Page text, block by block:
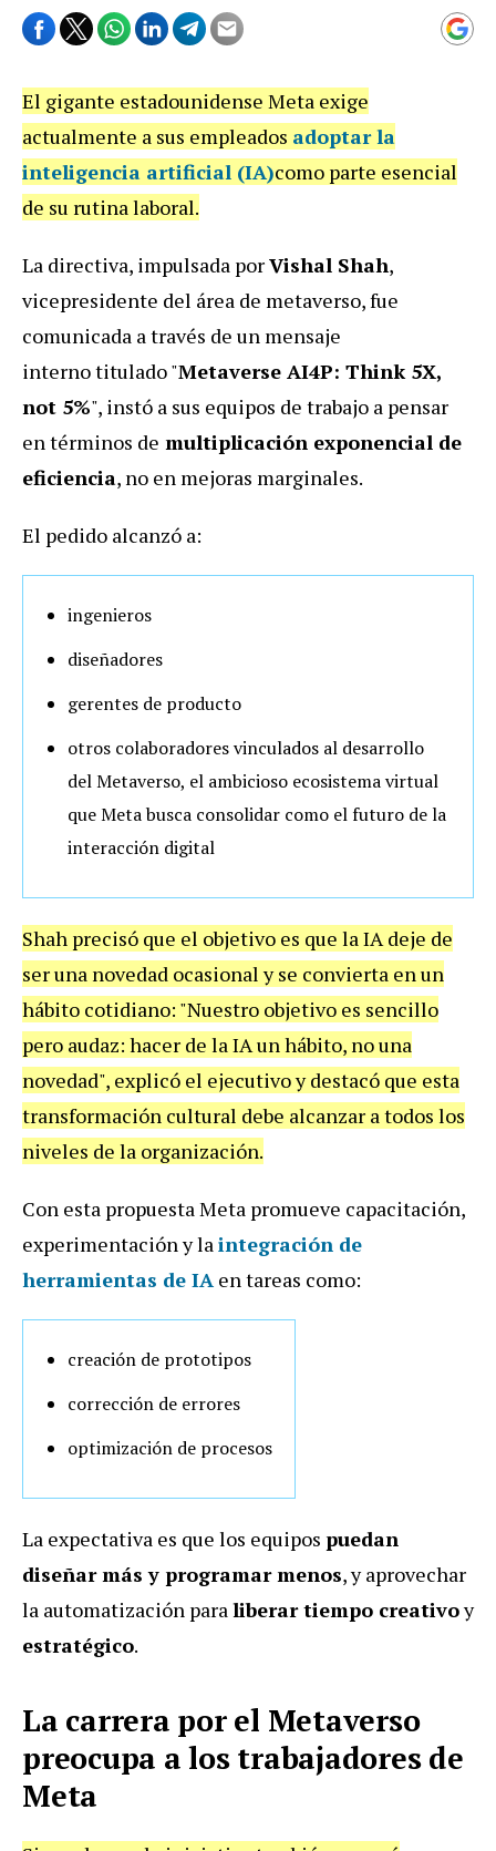
El gigante estadounidense Meta exige
actualmente a sus empleados adoptar la
inteligencia artificial (IA)como parte esencial
de su rutina laboral.
La directiva, impulsada porVishal Shah,
vicepresidente del área de metaverso, fue
comunicada a través de un mensaje
interno titulado "Metaverse AI4P: Think 5X,
not 5%", instó a sus equipos de trabajo a pensar
en términos de multiplicación exponencial de
eficiencia, no en mejoras marginales.
El pedido alcanzó a:
ingenieros
diseñadores
gerentes de producto
otros colaboradores vinculados al desarrollo
del Metaverso, el ambicioso ecosistema virtual
que Meta busca consolidar como el futuro de la
interacción digital
Shah precisó que el objetivo es que la IA deje de
ser una novedad ocasional y se convierta en un
hábito cotidiano: "Nuestro objetivo es sencillo
pero audaz: hacer de la IA un hábito, no una
novedad", explicó el ejecutivo y destacó que esta
transformación cultural debe alcanzar a todos los
niveles de la organización.
Con esta propuesta Meta promueve capacitación,
experimentación y laintegración de
herramientas de IA en tareas como:
creación de prototipos
corrección de errores
optimización de procesos
La expectativa es que los equipos puedan
diseñar más y programar menos, y aprovechar
la automatización paraliberar tiempo creativoy
estratégico.
La carrera por el Metaverso
preocupa a los trabajadores de
Meta